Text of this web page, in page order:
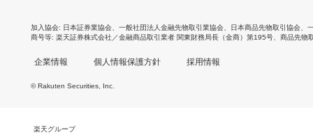
加入協会 日本証券業協会 一般社団法人金融先物取引業協会 日本商品先物取引協会
商号等 楽天証券株式会社／金融商品取引業者 関東財務局長（金商）第195号、商品先物
企業情報 個人情報保護方針 採用情報
© Rakuten Securities, Inc.
楽天グループ